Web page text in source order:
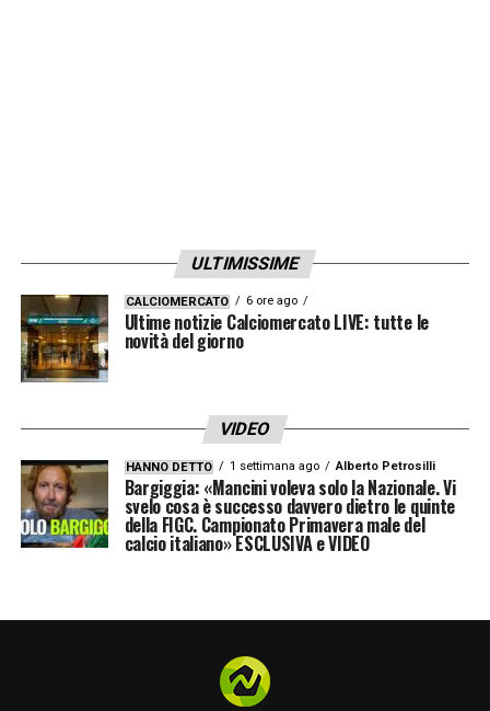
rinforzare la mediana. Un segnale
significativo è arrivato anche dall’entourage
del giocatore: il fratello di Mainoo si è infatti
esposto pubblicamente, chiedendo al
Resta da capire se il Napoli riuscirà a
chiudere l’operazione nei tempi giusti,
considerando la concorrenza e la
complessità di una trattativa internazionale.
calciomercato del Napoli
attorno a un solo nome. Il direttore sportivo
ULTIMISSIME
CALCIOMERCATO 6 ore ago
Ultime notizie Calciomercato LIVE: tutte le
novità del giorno
VIDEO
HANNO DETTO 1 settimana ago Alberto Petrosilli
Bargiggia: «Mancini voleva solo la Nazionale. Vi
svelo cosa è successo davvero dietro le quinte
della FIGC. Campionato Primavera male del
calcio italiano» ESCLUSIVA e VIDEO